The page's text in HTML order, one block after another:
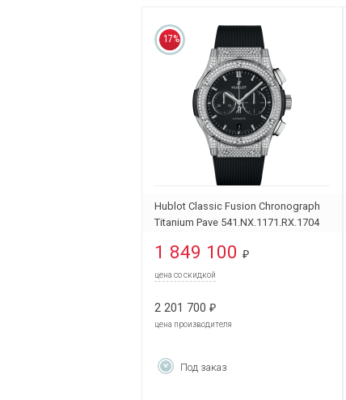
17%
Hublot Classic Fusion Chronograph
Titanium Pave 541.NX.1171.RX.1704
1 849 100 ₽
цена со скидкой
2 201 700 ₽
цена производителя
Под заказ